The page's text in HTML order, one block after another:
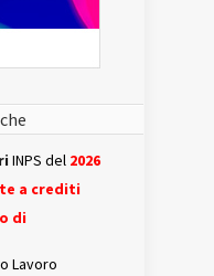
INPS del 2026
a crediti
di
Lavoro